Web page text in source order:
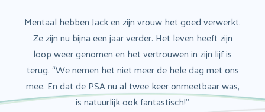
Mentaal hebben Jack en zijn vrouw het goed verwerkt.
Ze zijn nu bijna een jaar verder. Het leven heeft zijn
loop weer genomen en het vertrouwen in zijn lijf is
terug. “We nemen het niet meer de hele dag met ons
mee. En dat de PSA nu al twee keer onmeetbaar was,
is natuurlijk ook fantastisch!”